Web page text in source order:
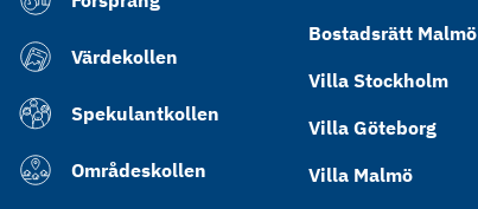
Värdekollen
Spekulantkollen
Områdeskollen
Bostadsrätt Malmö
Villa Stockholm
Villa Göteborg
Villa Malmö